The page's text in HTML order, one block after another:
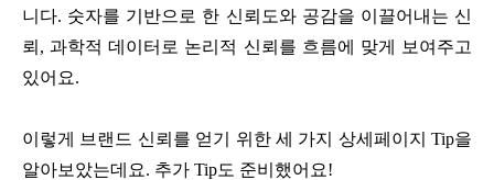
니다. 숫자를 기반으로 한 신뢰도와 공감을 이끌어내는 신
뢰, 과학적 데이터로 논리적 신뢰를 흐름에 맞게 보여주고
있어요.
이렇게 브랜드 신뢰를 얻기 위한 세 가지 상세페이지 Tip을
알아보았는데요. 추가 Tip도 준비했어요!